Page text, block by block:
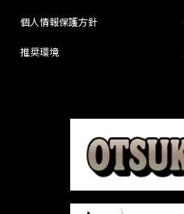
個人情報保護方針
推奨環境